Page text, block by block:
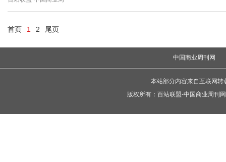
首页 1 2 尾页
中国商业周刊网
本站部分内容来自互联网
版权所有： 百站联盟-中国商业周刊网